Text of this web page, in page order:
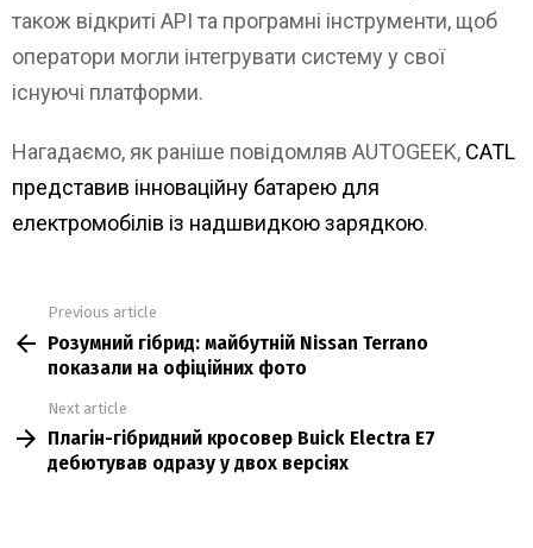
також відкриті API та програмні інструменти, щоб
оператори могли інтегрувати систему у свої
існуючі платформи.
Нагадаємо, як раніше повідомляв AUTOGEEK, CATL
представив інноваційну батарею для
електромобілів із надшвидкою зарядкою.
more
Previous article
Розумний гібрид: майбутній Nissan Terrano
показали на офіційних фото
Next article
Плагін-гібридний кросовер Buick Electra E7
дебютував одразу у двох версіях